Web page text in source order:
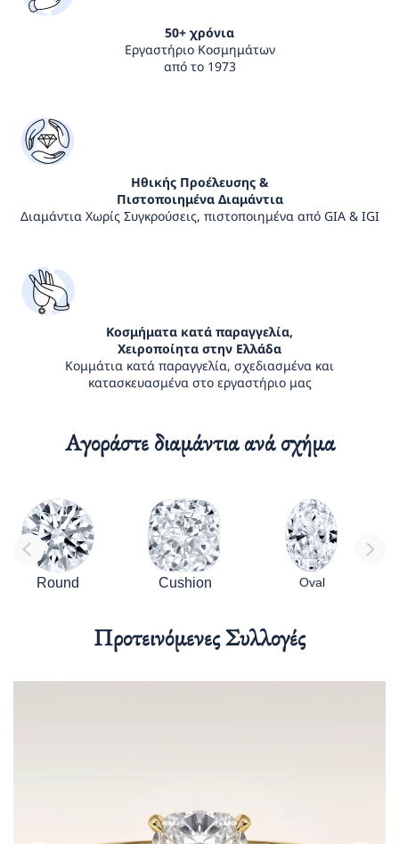
50+ χρόνια
Εργαστήριο Κοσμημάτων
από το 1973
Ηθικής Προέλευσης &
Πιστοποιημένα Διαμάντια
Διαμάντια Χωρίς Συγκρούσεις, πιστοποιημένα από GIA & IGI
Κοσμήματα κατά παραγγελία,
Χειροποίητα στην Ελλάδα
Κομμάτια κατά παραγγελία, σχεδιασμένα και
κατασκευασμένα στο εργαστήριο μας
Αγοράστε διαμάντια ανά σχήμα
Round Cushion Oval
Προτεινόμενες Συλλογές